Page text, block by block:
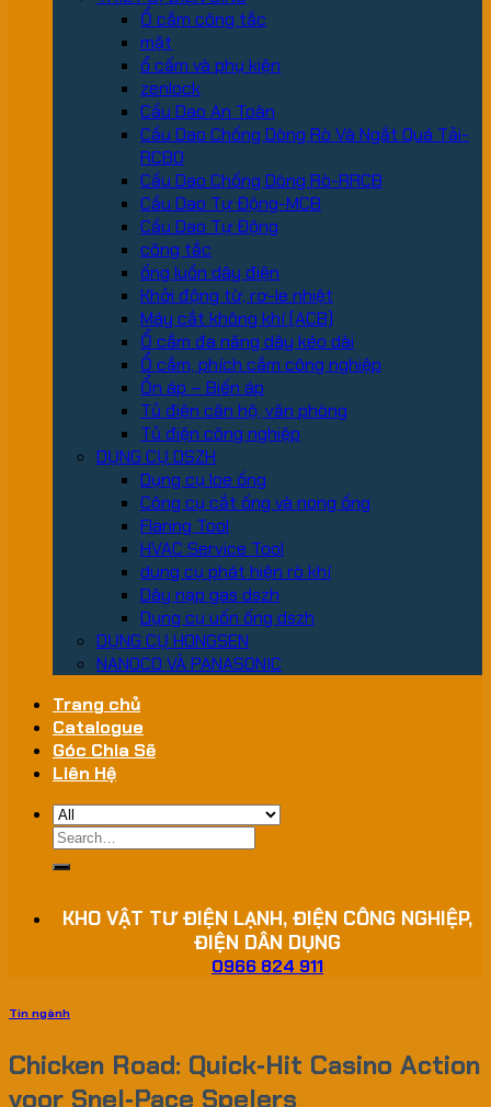
Ổ cắm công tắc
mặt
ổ cấm và phụ kiện
zenlock
Cầu Dao An Toàn
Cầu Dao Chống Dòng Rò Và Ngắt Quá Tải-
RCBO
Cầu Dao Chống Dòng Rò-RRCB
Cầu Dao Tự Động-MCB
Cầu Dao Tự Động
công tắc
ống luồn dây điện
Khởi động từ, rơ-le nhiệt
Máy cắt không khí (ACB)
Ổ cắm đa năng dây kéo dài
Ổ cắm, phích cắm công nghiệp
Ổn áp – Biến áp
Tủ điện căn hộ, văn phòng
Tủ điện công nghiệp
DỤNG CỤ DSZH
Dụng cụ loe ống
Công cụ cắt ống và nong ống
Flaring Tool
HVAC Service Tool
dung cụ phát hiện rò khí
Dây nạp gas dszh
Dụng cụ uốn ống dszh
DỤNG CỤ HONGSEN
NANOCO VÀ PANASONIC
Trang chủ
Catalogue
Góc Chia Sẽ
Liên Hệ
Search
for:
KHO VẬT TƯ ĐIỆN LẠNH, ĐIỆN CÔNG NGHIỆP,
ĐIỆN DÂN DỤNG
0966 824 911
Tin ngành
Chicken Road: Quick‑Hit Casino Action
voor Snel‑Pace Spelers